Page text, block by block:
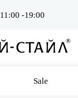
11:00 -19:00
Sale